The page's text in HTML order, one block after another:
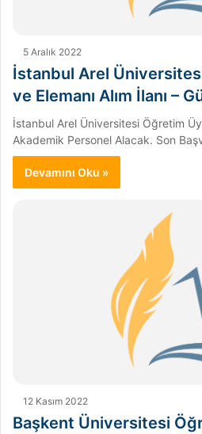
5 Aralık 2022
İstanbul Arel
ve Elemanı Alım İlanı –
İstanbul Arel Üniversitesi Öğretim
Akademik Personel Alacak. Son
Devamını Oku »
12 Kasım 2022
Başkent Üniversitesi